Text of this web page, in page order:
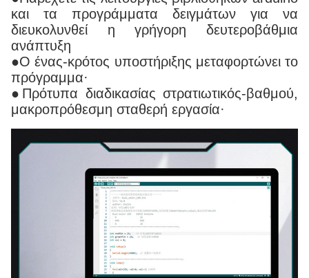
και τα προγράμματα δειγμάτων για να
διευκολυνθεί η γρήγορη δευτεροβάθμια
ανάπτυξη
●Ο ένας-κρότος υποστήριξης μεταφορτώνει το
πρόγραμμα·
●Πρότυπα διαδικασίας στρατιωτικός-βαθμού,
μακροπρόθεσμη σταθερή εργασία·